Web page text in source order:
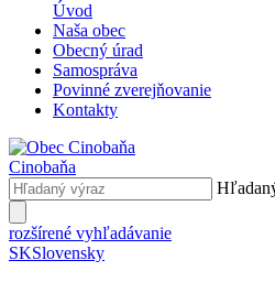
Úvod
Naša obec
Obecný úrad
Samospráva
Povinné zverejňovanie
Kontakty
Cinobaňa
rozšírené vyhľadávanie
SKSlovensky